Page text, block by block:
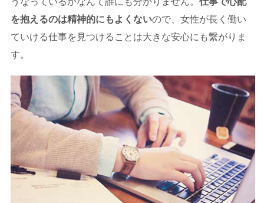
を抱えるのは精神的にもよくないので、女性が長く働い
ていける仕事を見つけることは大きな安心にも繋がりま
す。